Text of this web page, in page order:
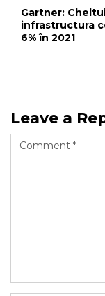
Gartner:
infrastructura
6% în 2021
Leave a